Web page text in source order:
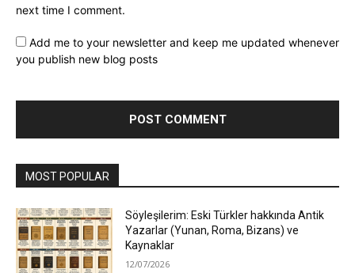
next time I comment.
Add me to your newsletter and keep me updated whenever
you publish new blog posts
MOST POPULAR
Söyleşilerim: Eski Türkler hakkında Antik
Yazarlar (Yunan, Roma, Bizans) ve
Kaynaklar
12/07/2026